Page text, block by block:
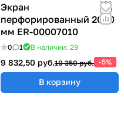
Экран
перфорированный 2000
мм ER-00007010
0 1 В наличии: 29
9 832,50 руб.10 350 руб. -5%
В корзину